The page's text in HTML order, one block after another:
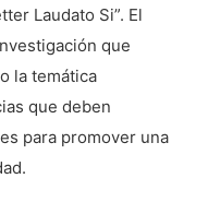
Laudato Si”. El
que
la temática
que deben
para promover una